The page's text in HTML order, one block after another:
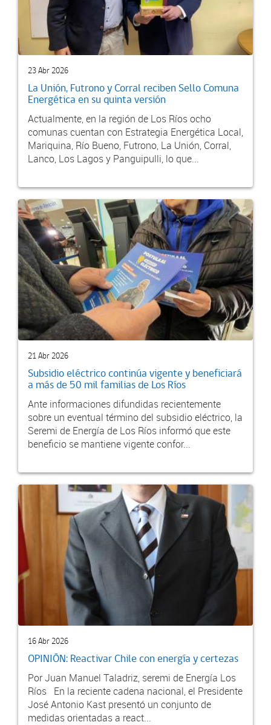
23 Abr 2026
La Unión, Futrono y Corral reciben Sello Comuna
Energética en su quinta versión
Actualmente, en la región de Los Ríos ocho
comunas cuentan con Estrategia Energética Local,
Mariquina, Río Bueno, Futrono, La Unión, Corral,
Lanco, Los Lagos y Panguipulli, lo que...
21 Abr 2026
Subsidio eléctrico continúa vigente y beneficiará
a más de 50 mil familias de Los Ríos
Ante informaciones difundidas recientemente
sobre un eventual término del subsidio eléctrico, la
Seremi de Energía de Los Ríos informó que este
beneficio se mantiene vigente confor...
16 Abr 2026
OPINIÓN: Reactivar Chile con energía y certezas
Por Juan Manuel Taladriz, seremi de Energía Los
Ríos En la reciente cadena nacional, el Presidente
José Antonio Kast presentó un conjunto de
medidas orientadas a react...